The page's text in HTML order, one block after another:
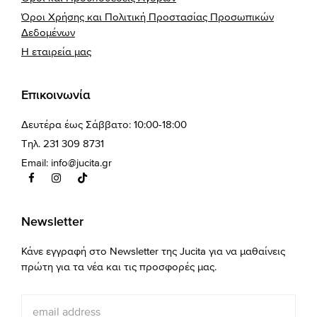
Όροι Χρήσης και Πολιτική Προστασίας Προσωπικών
Δεδομένων
Η εταιρεία μας
Επικοινωνία
Δευτέρα έως Σάββατο: 10:00-18:00
Τηλ. 231 309 8731
Email: info@jucita.gr
Newsletter
Κάνε εγγραφή στο Newsletter της Jucita για να μαθαίνεις
πρώτη για τα νέα και τις προσφορές μας.